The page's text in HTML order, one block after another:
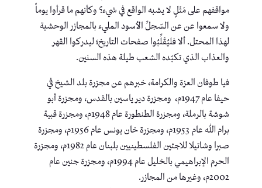
مواقفهم على مَثَلٍ لا يشبه الواقع في شيء؟ وكأنهم ما قرأوا يوماً
ولا سمعوا عن عن السّجلِّ الأسود المليء بالمجازر الوحشية
لهذا المحتل. ألا فليُقَلِّبُوا صفحات التاريخ؛ ليدركوا القهر
والعذاب الذي تكبّده الشعب طيلة هذه السنين.
فيا طوفان العزة والكرامة، خبرهم عن مجزرة بلد الشيخ في
حيفا عام 1947م، ومجزرة دير ياسين بالقدس، ومجزرة أبو
شوشة بالرملة، ومجزرة الطنطورة عام 1948م، ومجزرة قبية
برام الله عام 1953م، ومجزرة خان يونس عام 1956م، ومجزرة
صبرا وشاتيلا للاجئين الفلسطينيين بلبنان عام 1982م، ومجزرة
الحرم الإبراهيمي بالخليل عام 1994م، ومجزرة جنين عام
2002م، وغيرها من المجازر.